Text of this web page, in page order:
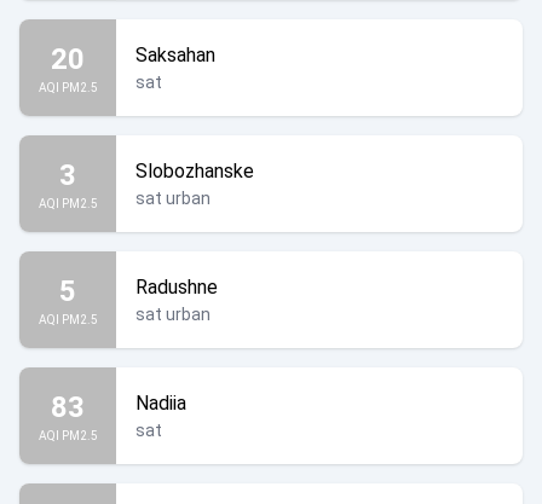
20
AQI PM2.5
Saksahan
sat
3
AQI PM2.5
Slobozhanske
sat urban
5
AQI PM2.5
Radushne
sat urban
83
AQI PM2.5
Nadiia
sat